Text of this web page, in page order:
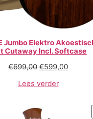
Jumbo Elektro
Cutaway Incl. Softcase
€699,00 €599,00
Lees verder